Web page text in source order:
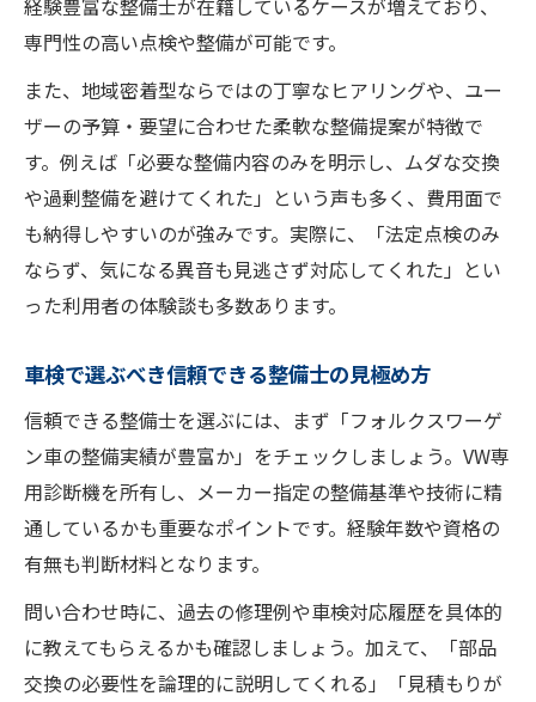
専門性の高い点検や整備が可能です。
また、地域密着型ならではの丁寧なヒアリングや、ユー
ザーの予算・要望に合わせた柔軟な整備提案が特徴で
す。例えば「必要な整備内容のみを明示し、ムダな交換
や過剰整備を避けてくれた」という声も多く、費用面で
も納得しやすいのが強みです。実際に、「法定点検のみ
ならず、気になる異音も見逃さず対応してくれた」とい
った利用者の体験談も多数あります。
車検で選ぶべき信頼できる整備士の見極め方
信頼できる整備士を選ぶには、まず「フォルクスワーゲ
ン車の整備実績が豊富か」をチェックしましょう。VW専
用診断機を所有し、メーカー指定の整備基準や技術に精
通しているかも重要なポイントです。経験年数や資格の
有無も判断材料となります。
問い合わせ時に、過去の修理例や車検対応履歴を具体的
に教えてもらえるかも確認しましょう。加えて、「部品
交換の必要性を論理的に説明してくれる」「見積もりが